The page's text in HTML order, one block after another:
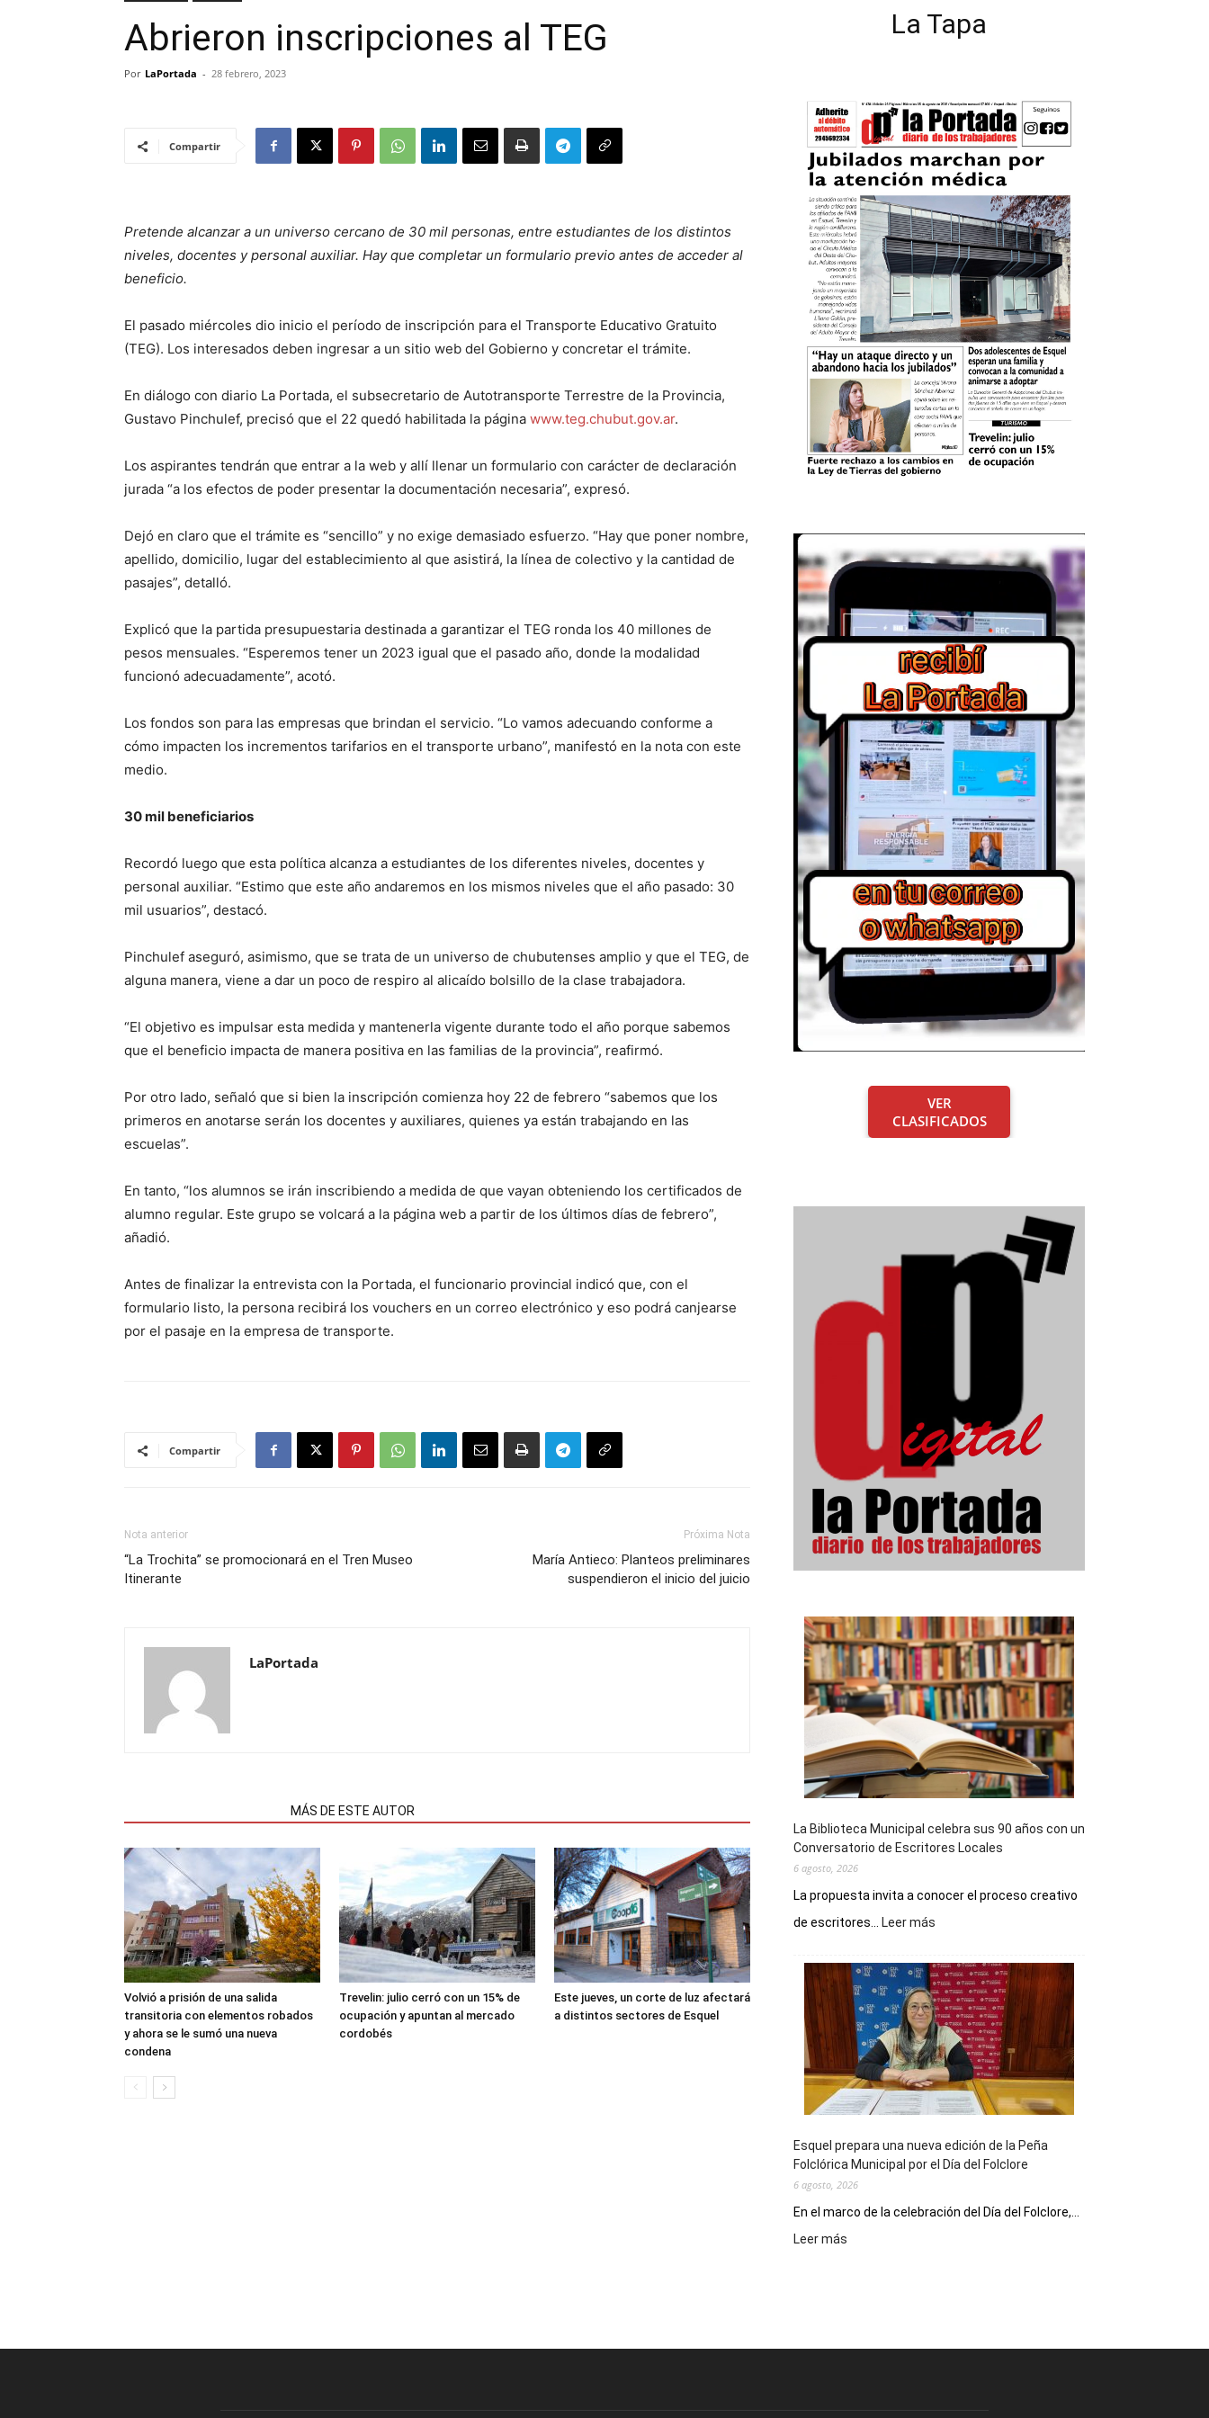
Abrieron inscripciones al TEG
Por LaPortada - 28 febrero, 2023
Compartir
Pretende alcanzar a un universo cercano de 30 mil personas, entre estudiantes de los distintos
niveles, docentes y personal auxiliar. Hay que completar un formulario previo antes de acceder al
beneficio.
El pasado miércoles dio inicio el período de inscripción para el Transporte Educativo Gratuito
(TEG). Los interesados deben ingresar a un sitio web del Gobierno y concretar el trámite.
En diálogo con diario La Portada, el subsecretario de Autotransporte Terrestre de la Provincia,
Gustavo Pinchulef, precisó que el 22 quedó habilitada la página www.teg.chubut.gov.ar.
Los aspirantes tendrán que entrar a la web y allí llenar un formulario con carácter de declaración
jurada “a los efectos de poder presentar la documentación necesaria”, expresó.
Dejó en claro que el trámite es “sencillo” y no exige demasiado esfuerzo. “Hay que poner nombre,
apellido, domicilio, lugar del establecimiento al que asistirá, la línea de colectivo y la cantidad de
pasajes”, detalló.
Explicó que la partida presupuestaria destinada a garantizar el TEG ronda los 40 millones de
pesos mensuales. “Esperemos tener un 2023 igual que el pasado año, donde la modalidad
funcionó adecuadamente”, acotó.
Los fondos son para las empresas que brindan el servicio. “Lo vamos adecuando conforme a
cómo impacten los incrementos tarifarios en el transporte urbano”, manifestó en la nota con este
medio.
30 mil beneficiarios
Recordó luego que esta política alcanza a estudiantes de los diferentes niveles, docentes y
personal auxiliar. “Estimo que este año andaremos en los mismos niveles que el año pasado: 30
mil usuarios”, destacó.
Pinchulef aseguró, asimismo, que se trata de un universo de chubutenses amplio y que el TEG, de
alguna manera, viene a dar un poco de respiro al alicaído bolsillo de la clase trabajadora.
“El objetivo es impulsar esta medida y mantenerla vigente durante todo el año porque sabemos
que el beneficio impacta de manera positiva en las familias de la provincia”, reafirmó.
Por otro lado, señaló que si bien la inscripción comienza hoy 22 de febrero “sabemos que los
primeros en anotarse serán los docentes y auxiliares, quienes ya están trabajando en las
escuelas”.
En tanto, “los alumnos se irán inscribiendo a medida de que vayan obteniendo los certificados de
alumno regular. Este grupo se volcará a la página web a partir de los últimos días de febrero”,
añadió.
Antes de finalizar la entrevista con la Portada, el funcionario provincial indicó que, con el
formulario listo, la persona recibirá los vouchers en un correo electrónico y eso podrá canjearse
por el pasaje en la empresa de transporte.
Compartir
Nota anterior
“La Trochita” se promocionará en el Tren Museo
Itinerante
Próxima Nota
María Antieco: Planteos preliminares
suspendieron el inicio del juicio
LaPortada
MÁS DE ESTE AUTOR
Volvió a prisión de una salida
transitoria con elementos robados
y ahora se le sumó una nueva
condena
Trevelin: julio cerró con un 15% de
ocupación y apuntan al mercado
cordobés
Este jueves, un corte de luz afectará
a distintos sectores de Esquel
La Tapa
VER
CLASIFICADOS
La Biblioteca Municipal celebra sus 90 años con un
Conversatorio de Escritores Locales
6 agosto, 2026
La propuesta invita a conocer el proceso creativo
de escritores...
Leer más
Municipal
celebra
sus
90
años
con
un
Conversatorio
Escritores
Locales
Esquel prepara una nueva edición de la Peña
Folclórica Municipal por el Día del Folclore
6 agosto, 2026
En el marco de la celebración del Día del Folclore,...
Leer más
de